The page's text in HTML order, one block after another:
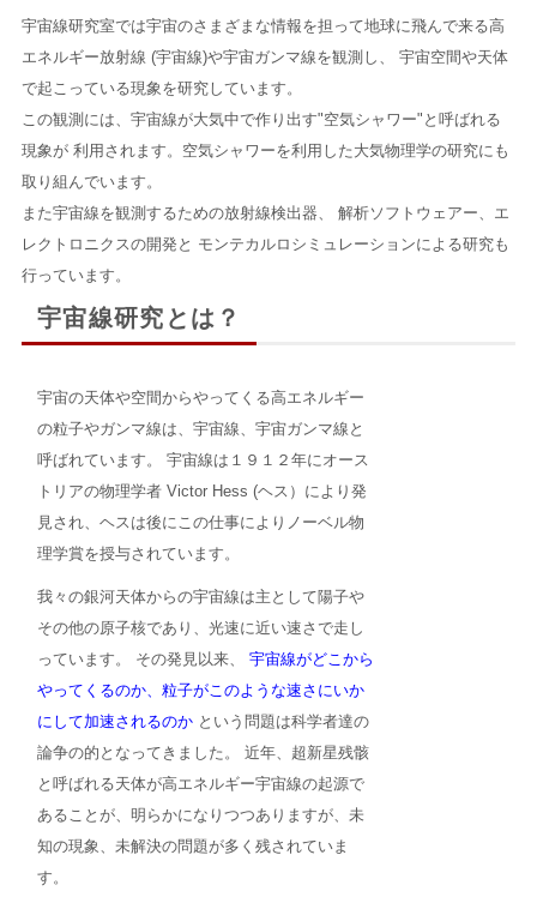
宇宙線研究室では宇宙のさまざまな情報を担って地球に飛んで来る高
エネルギー放射線 (宇宙線)や宇宙ガンマ線を観測し、 宇宙空間や天体
で起こっている現象を研究しています。
この観測には、宇宙線が大気中で作り出す"空気シャワー"と呼ばれる
現象が 利用されます。空気シャワーを利用した大気物理学の研究にも
取り組んでいます。
また宇宙線を観測するための放射線検出器、 解析ソフトウェアー、エ
レクトロニクスの開発と モンテカルロシミュレーションによる研究も
行っています。
宇宙線研究とは？
宇宙の天体や空間からやってくる高エネルギー
の粒子やガンマ線は、宇宙線、宇宙ガンマ線と
呼ばれています。 宇宙線は１９１２年にオース
トリアの物理学者 Victor Hess (ヘス）により発
見され、ヘスは後にこの仕事によりノーベル物
理学賞を授与されています。
我々の銀河天体からの宇宙線は主として陽子や
その他の原子核であり、光速に近い速さで走し
っています。 その発見以来、
宇宙線がどこから
やってくるのか、粒子がこのような速さにいか
にして加速されるのか という問題は科学者達の
論争の的となってきました。 近年、超新星残骸
と呼ばれる天体が高エネルギー宇宙線の起源で
あることが、明らかになりつつありますが、未
知の現象、未解決の問題が多く残されていま
す。